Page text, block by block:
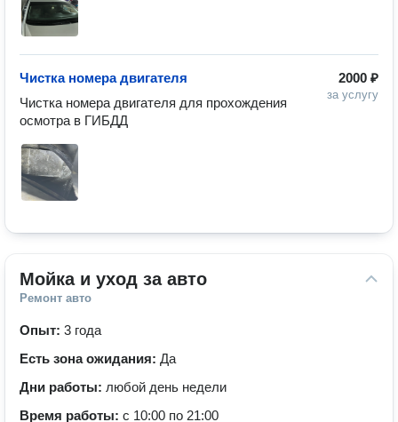
2000 ₽
за услугу
Чистка номера двигателя
Чистка номера двигателя для прохождения
осмотра в ГИБДД
Мойка и уход за авто
Ремонт авто
Опыт: 3 года
Есть зона ожидания: Да
Дни работы: любой день недели
Время работы: с 10:00 по 21:00